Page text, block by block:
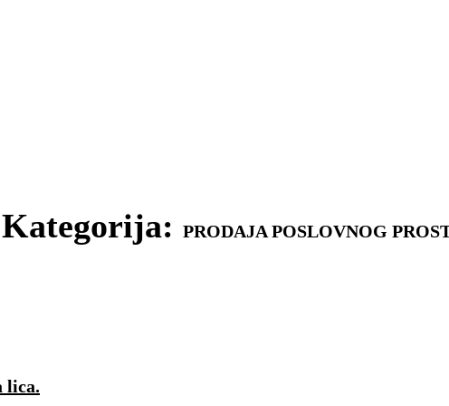
Kategorija: PRODAJA POSLOVNOG
lica.